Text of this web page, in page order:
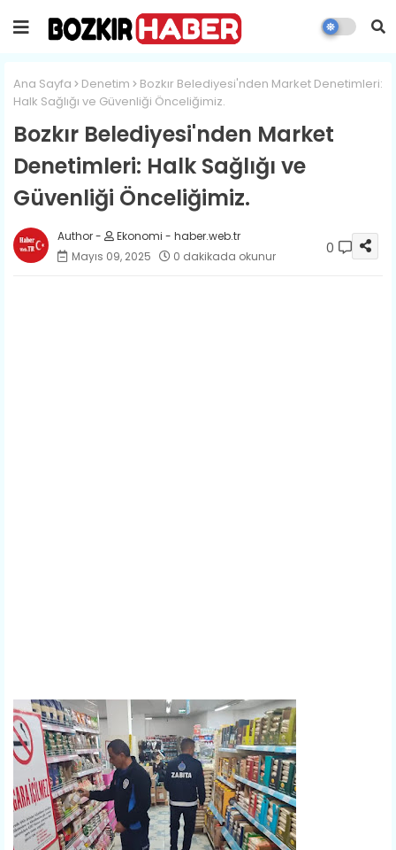
Ana Sayfa Denetim
Bozkır Belediyesi'nden Market Denetimleri:
Halk Sağlığı ve Güvenliği Önceliğimiz.
Bozkır Belediyesi'nden Market
Denetimleri: Halk Sağlığı ve
Güvenliği Önceliğimiz.
Ekonomi - haber.web.tr
Mayıs 09, 2025
0 dakikada okunur 0